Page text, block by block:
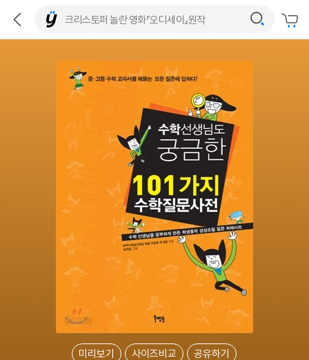
미리보기 사이즈비교 공유하기